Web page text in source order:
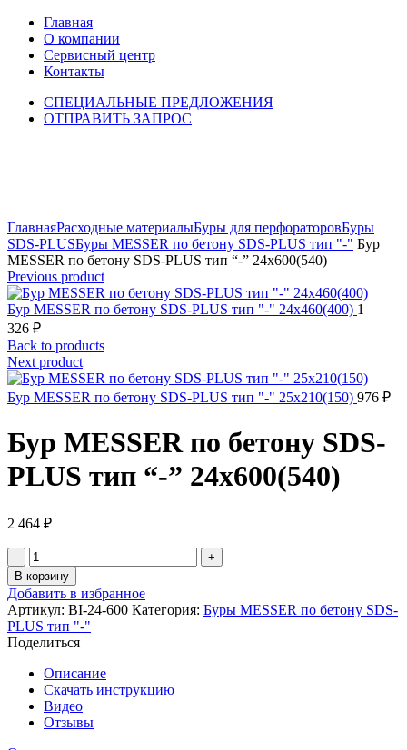
Главная
О компании
Сервисный центр
Контакты
СПЕЦИАЛЬНЫЕ ПРЕДЛОЖЕНИЯ
ОТПРАВИТЬ ЗАПРОС
ГлавнаяРасходные материалыБуры для перфораторовБуры
SDS-PLUSБуры MESSER по бетону SDS-PLUS тип "-" Бур
MESSER по бетону SDS-PLUS тип “-” 24х600(540)
Previous product
Бур MESSER по бетону SDS-PLUS тип "-" 24х460(400) 1
326 ₽
Back to products
Next product
Бур MESSER по бетону SDS-PLUS тип "-" 25х210(150) 976 ₽
Бур MESSER по бетону SDS-
PLUS тип “-” 24х600(540)
2 464 ₽
Количество
товара
Бур
MESSER
по
бетону
SDS-
PLUS
тип
"-
"
24х600(540)
В корзину
Добавить в избранное
Артикул: BI-24-600 Категория: Буры MESSER по бетону SDS-
PLUS тип "-"
Поделиться
Описание
Скачать инструкцию
Видео
Отзывы